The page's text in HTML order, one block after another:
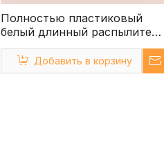
Полностью пластиковый
белый длинный распылитель
для тонкого
дезинфицирующего
средства с длинным соплом
Добавить в корзину